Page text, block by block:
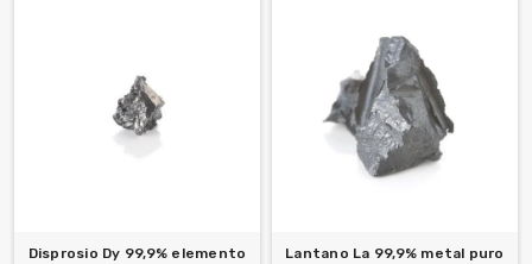
Disprosio Dy 99,9% elemento
Lantano La 99,9% metal puro